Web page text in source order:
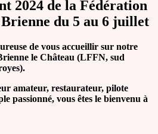
2024 de la Fédération
du 5 au 6 juillet
de vous accueillir sur notre
le Château (LFFN, sud
amateur, restaurateur, pilote
passionné, vous êtes le bienvenu à